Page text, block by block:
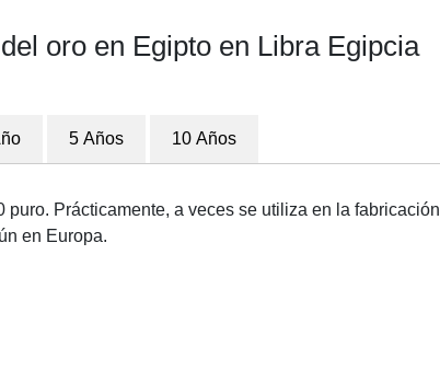
oro en Egipto en Libra Egipcia
5 Años 10 Años
Prácticamente, a veces se utiliza en la fabricación
en Europa.